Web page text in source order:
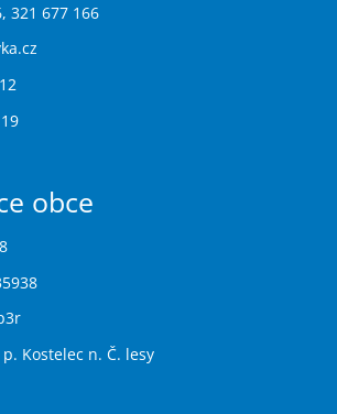
, 321 677 166
obce
p. Kostelec n. Č. lesy